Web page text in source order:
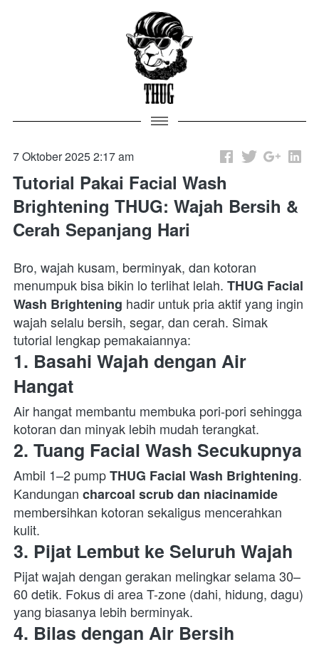
7 Oktober 2025 2:17 am
Tutorial Pakai Facial Wash
Brightening THUG: Wajah Bersih &
Cerah Sepanjang Hari
Bro, wajah kusam, berminyak, dan kotoran
menumpuk bisa bikin lo terlihat lelah. THUG Facial
Wash Brightening hadir untuk pria aktif yang ingin
wajah selalu bersih, segar, dan cerah. Simak
tutorial lengkap pemakaiannya:
1. Basahi Wajah dengan Air
Hangat
Air hangat membantu membuka pori-pori sehingga
kotoran dan minyak lebih mudah terangkat.
2. Tuang Facial Wash Secukupnya
Ambil 1–2 pump THUG Facial Wash Brightening.
Kandungan charcoal scrub dan niacinamide
membersihkan kotoran sekaligus mencerahkan
kulit.
3. Pijat Lembut ke Seluruh Wajah
Pijat wajah dengan gerakan melingkar selama 30–
60 detik. Fokus di area T-zone (dahi, hidung, dagu)
yang biasanya lebih berminyak.
4. Bilas dengan Air Bersih